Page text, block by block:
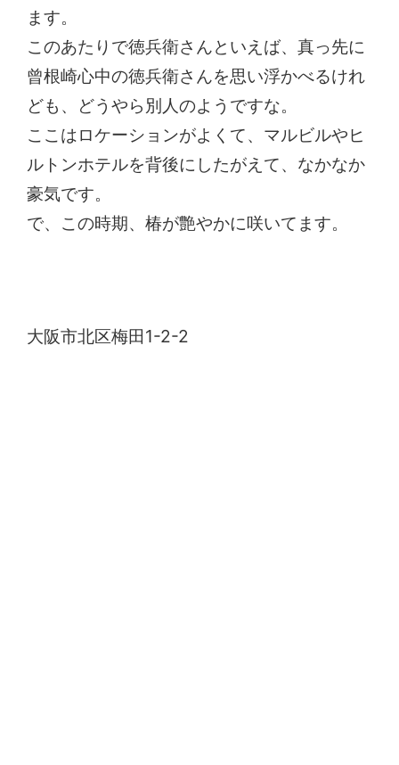
ます。
このあたりで徳兵衛さんといえば、真っ先に
曾根崎心中の徳兵衛さんを思い浮かべるけれ
ども、どうやら別人のようですな。
ここはロケーションがよくて、マルビルやヒ
ルトンホテルを背後にしたがえて、なかなか
豪気です。
で、この時期、椿が艶やかに咲いてます。
大阪市北区梅田1-2-2